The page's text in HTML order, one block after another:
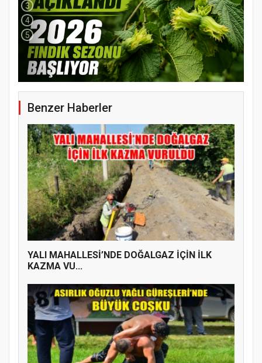
YENİ PARTİ TERME İLÇE BAŞKANLIĞINDA
ÜYE KATILIM PROGRAMI
3
4
5
Benzer Haberler
YALI MAHALLESİ’NDE DOĞALGAZ İÇİN İLK
KAZMA VU...